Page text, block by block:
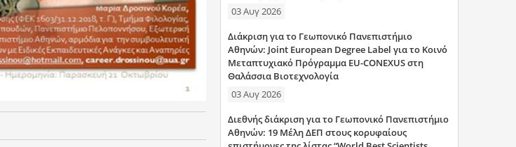
03 Αυγ 2026
Διάκριση για το Γεωπονικό Πανεπιστήμιο
Αθηνών: Joint European Degree Label για το Κοινό
Μεταπτυχιακό Πρόγραμμα EU-CONEXUS στη
Θαλάσσια Βιοτεχνολογία
03 Αυγ 2026
Διεθνής διάκριση για το Γεωπονικό Πανεπιστήμιο
Αθηνών: 19 Μέλη ΔΕΠ στους κορυφαίους